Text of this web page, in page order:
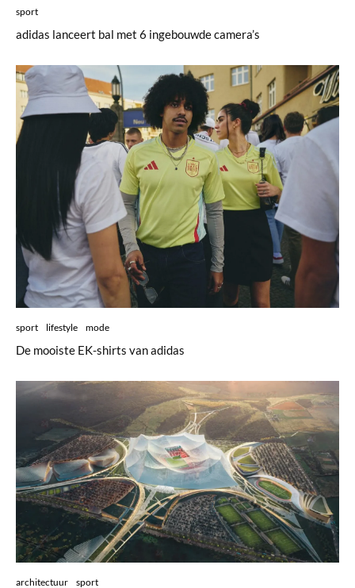
sport
adidas lanceert bal met 6 ingebouwde camera’s
sport lifestyle mode
De mooiste EK-shirts van adidas
architectuur sport